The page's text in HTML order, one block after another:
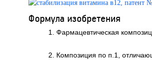
Формула изобретения
1. Фармацевтическая
2. Композиция по п.1,